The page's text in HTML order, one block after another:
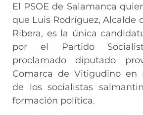
El PSOE de Salamanca
que Luis Rodríguez, Alcalde
Ribera, es la única
por el Partido
proclamado diputado
Comarca de Vitigudino en
de los socialistas
formación política.